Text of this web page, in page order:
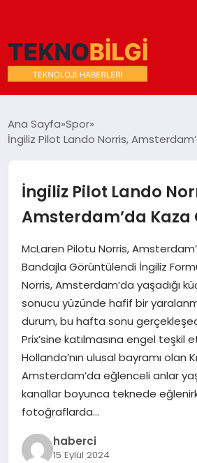
DÜNYA
EĞITIM
EKONOMI
MAGAZIN
SAĞLIK
SIYASET
SPOR
TEKNOLOJI
YAŞAM
Ana Sayfa Spor
İngiliz Pilot Lando Norris,
İngiliz Pilot Lando
Amsterdam’da Kaza
McLaren Pilotu Norris,
Bandajla Görüntülendi İngiliz
Norris, Amsterdam’da yaşadığı
sonucu yüzünde hafif bir
durum, bu hafta sonu
Prix’sine katılmasına engel teşkil
Hollanda’nın ulusal bayramı olan
Amsterdam’da eğlenceli anlar
kanallar boyunca teknede
fotoğraflarda…
haberci
15 Eylül 2024